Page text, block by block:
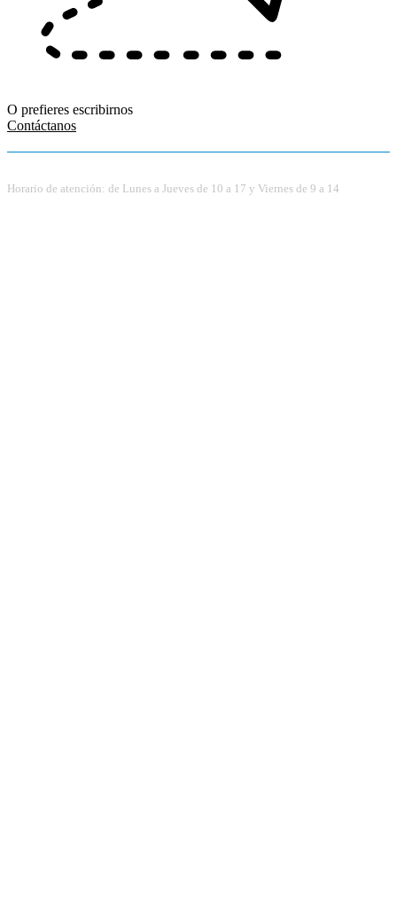
O prefieres escribirnos
Contáctanos
Horario de atención: de Lunes a Jueves de 10 a 17 y Viernes de 9 a 14